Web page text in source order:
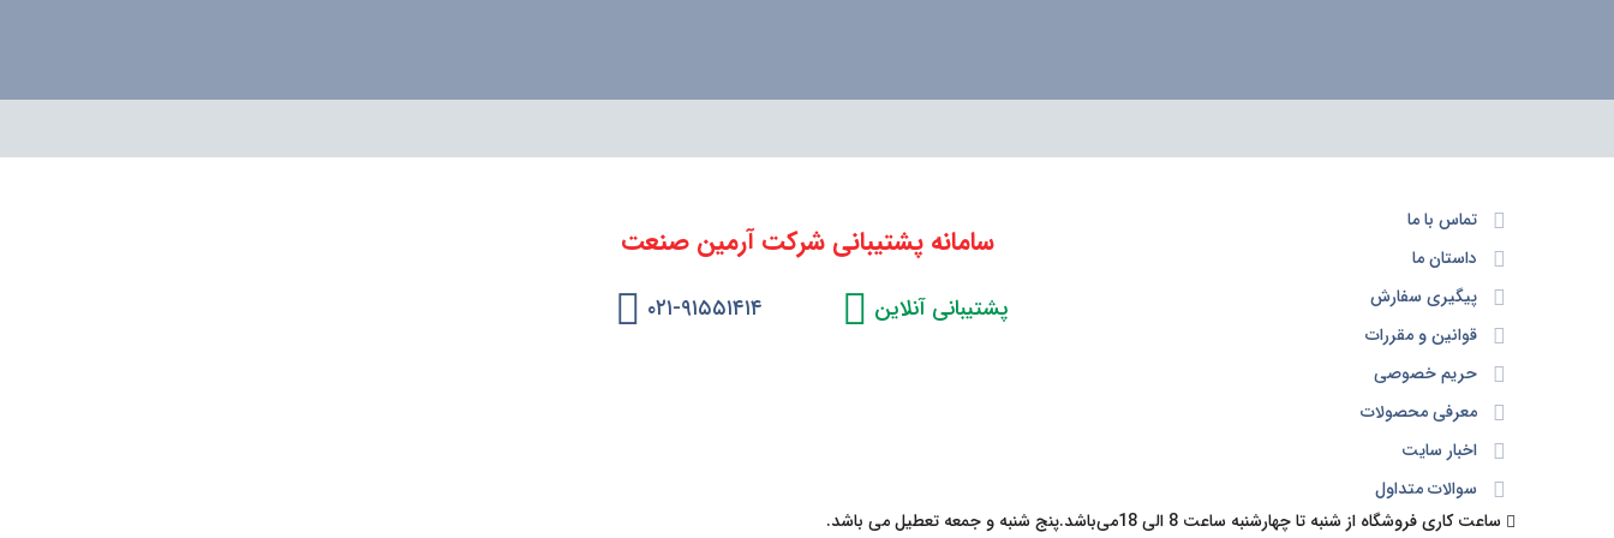
تماس با ما
داستان ما
پیگیری سفارش
قوانین و مقررات
حریم خصوصی
معرفی محصولات
اخبار سایت
سوالات متداول
سامانه پشتیبانی شرکت آرمین صنعت
پشتیبانی آنلاین ۰۲۱-۹۱۵۵۱۴۱۴
ساعت کاری فروشگاه از شنبه تا چهارشنبه ساعت 8 الی 18می‌باشد.پنج شنبه و جمعه تعطیل می باشد.